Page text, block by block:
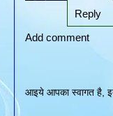
Reply
Add comment
आइये आपका स्वागत है,